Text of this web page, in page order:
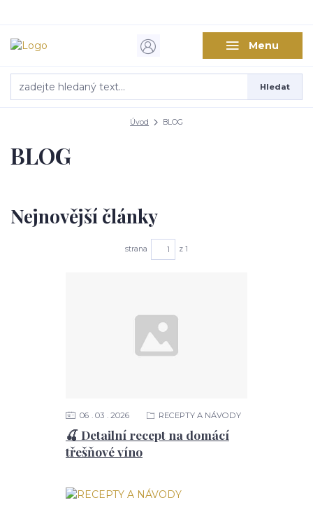
Menu
Hledat
Úvod BLOG
BLOG
Nejnovější články
strana z 1
🍒 Detailní recept na domácí
třešňové víno
06 03 2026 RECEPTY A NÁVODY